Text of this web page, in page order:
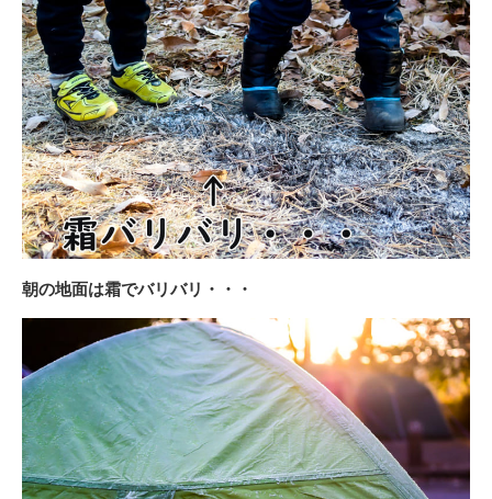
朝の地面は霜でバリバリ・・・